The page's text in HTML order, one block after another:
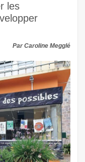
les
Par Caroline Megglé